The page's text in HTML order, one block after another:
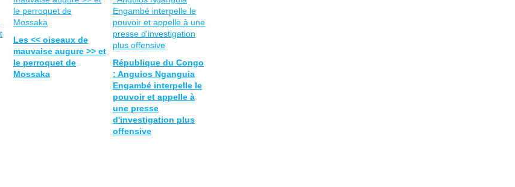
Les << oiseaux de
mauvaise augure >> et
le perroquet de
Mossaka
République du Congo
: Anguios Nganguia
Engambé interpelle le
pouvoir et appelle à
une presse
d'investigation plus
offensive